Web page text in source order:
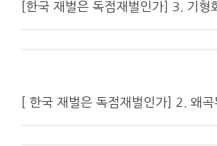
[한국 재벌은 독점재벌인가] 3. 기형
[ 한국 재벌은 독점재벌인가] 2. 왜